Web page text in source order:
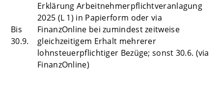
Bis
30.9.
Erklärung Arbeitnehmerpflichtveranlagung
2025 (L 1) in Papierform oder via
FinanzOnline bei zumindest zeitweise
gleichzeitigem Erhalt mehrerer
lohnsteuerpflichtiger Bezüge; sonst 30.6. (via
FinanzOnline)